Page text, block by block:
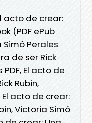
acto de crear:
(PDF ePub
Simó Perales
de ser Rick
El acto de
Rubin,
El acto de crear:
Victoria Simó